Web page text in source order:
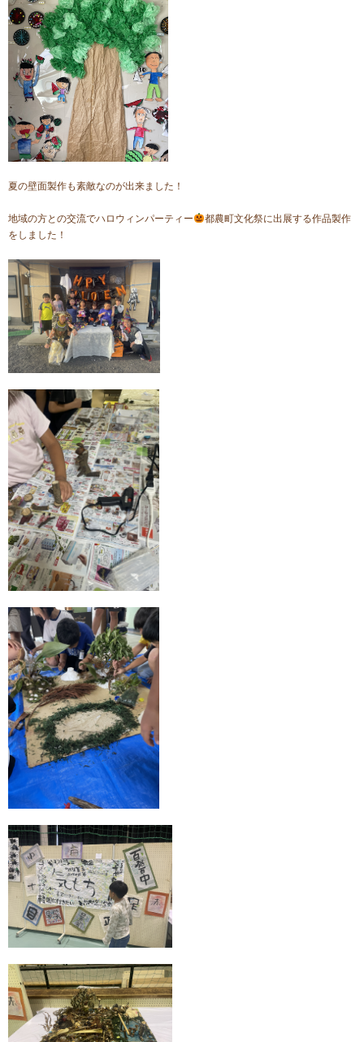
夏の壁面製作も素敵なのが出来ました！
地域の方との交流でハロウィンパーティー
都農町文化祭に出展する作品製作
をしました！